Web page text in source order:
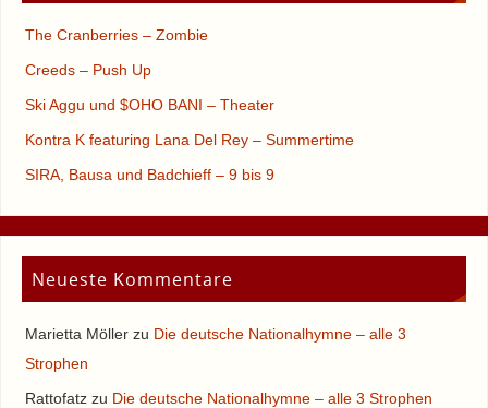
The Cranberries – Zombie
Creeds – Push Up
Ski Aggu und $OHO BANI – Theater
Kontra K featuring Lana Del Rey – Summertime
SIRA, Bausa und Badchieff – 9 bis 9
Neueste Kommentare
Marietta Möllerzu Die deutsche Nationalhymne – alle 3
Strophen
Rattofatzzu Die deutsche Nationalhymne – alle 3 Strophen